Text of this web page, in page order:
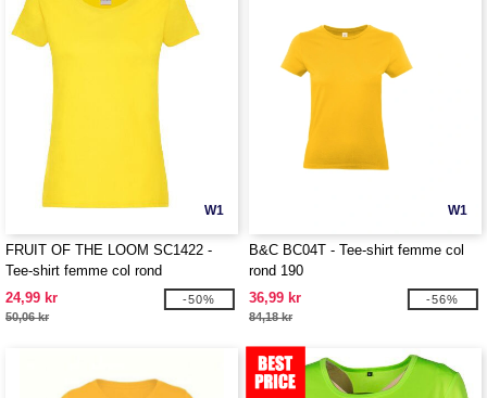
W1
FRUIT OF THE LOOM SC1422 -
Tee-shirt femme col rond
24,99 kr
50,06 kr
-50%
W1
B&C BC04T - Tee-shirt femme col
rond 190
36,99 kr
84,18 kr
-56%